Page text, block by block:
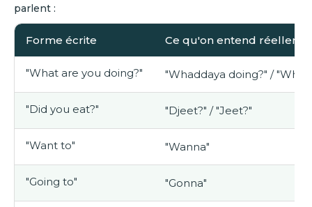
parlent :
Forme écrite Ce qu'on entend
"What are you doing?" "Whaddaya doing?" /
"Did you eat?" "Djeet?" / "Jeet?"
"Want to" "Wanna"
"Going to" "Gonna"